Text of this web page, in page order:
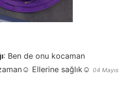
: Ben de onu kocaman
Ellerine sağlık☺️ 04 Mayıs